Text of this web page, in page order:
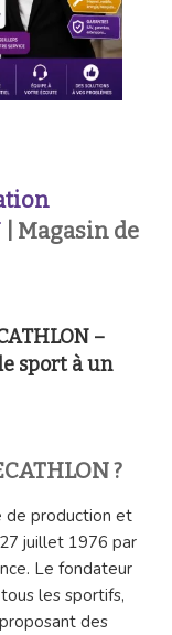
| Magasin de
–
sport à un
?
de production et
juillet 1976 par
Le fondateur
les sportifs,
des